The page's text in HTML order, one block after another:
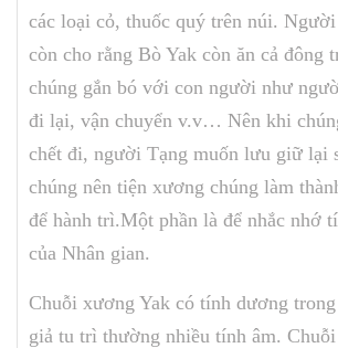
các loại cỏ, thuốc quý trên núi.
còn cho rằng Bò Yak còn ăn cả đông
chúng gắn bó với con người như
đi lại, vận chuyển v.v… Nên khi
chết đi, người Tạng muốn lưu giữ lại
chúng nên tiện xương chúng làm
để hành trì.Một phần là để nhắc nhớ
của Nhân gian.
Chuỗi xương Yak có tính dương
giả tu trì thường nhiều tính âm.